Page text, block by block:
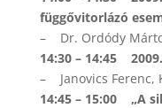
függővitorlázó
– Dr. Ordódy
14:30 – 14:45
– Janovics Ferenc,
14:45 – 15:00 „A